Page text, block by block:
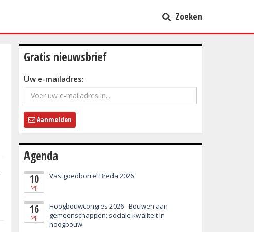
Zoeken
Gratis nieuwsbrief
Uw e-mailadres:
Aanmelden
Agenda
10
sep
Vastgoedborrel Breda 2026
16
sep
Hoogbouwcongres 2026 - Bouwen aan
gemeenschappen: sociale kwaliteit in
hoogbouw